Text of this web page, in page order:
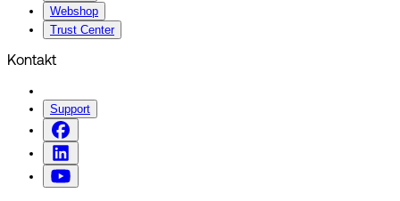
Webshop
Trust Center
Kontakt
Support